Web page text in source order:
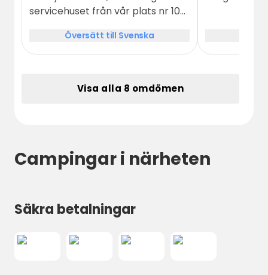
servicehuset från vår plats nr 103.
hundrastgård och hund fick vara
med inne på poolområdet och
Översätt till Svenska
Visa alla 8 omdömen
Campingar i närheten
Säkra betalningar